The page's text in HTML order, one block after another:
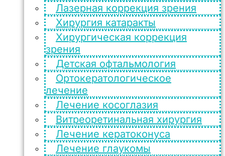
Лазерная коррекция зрения
Хирургия катаракты
Хирургическая коррекция
зрения
Детская офтальмология
Ортокератологическое
лечение
Лечение косоглазия
Витреоретинальная хирургия
Лечение кератоконуса
Лечение глаукомы